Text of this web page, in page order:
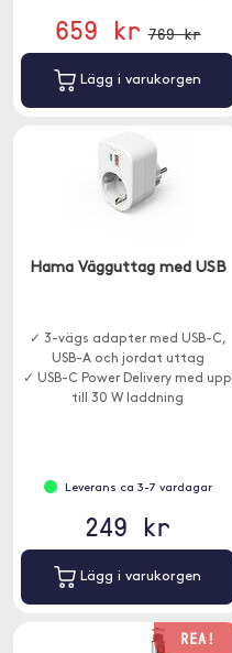
659 kr 769 kr
Lägg i varukorgen
Hama Vägguttag med USB
✓ 3-vägs adapter med USB-C,
USB-A och jordat uttag
✓ USB-C Power Delivery med upp
till 30 W laddning
Leverans ca 3-7 vardagar
249 kr
Lägg i varukorgen
REA!